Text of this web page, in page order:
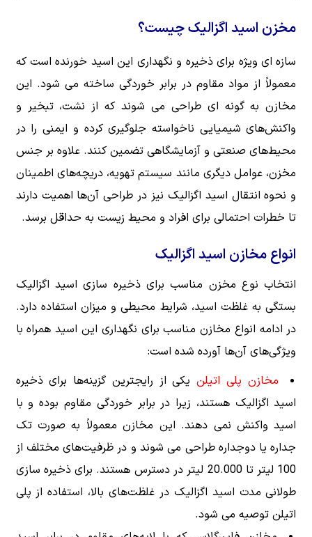
مخزن اسید اگزالیک چیست؟
سازه ای ویژه برای ذخیره و نگهداری این اسید خورنده است که
معمولاً از مواد مقاوم در برابر خوردگی ساخته می شود. این
مخازن به گونه ای طراحی می شوند که از نشت، تبخیر و
واکنش‌های شیمیایی ناخواسته جلوگیری کرده و ایمنی را در
محیط‌های صنعتی و آزمایشگاهی تضمین کنند. علاوه بر جنس
مخزن، عوامل دیگری مانند سیستم تهویه، دریچه‌های اطمینان
و نحوه انتقال اسید اگزالیک نیز در طراحی آن‌ها اهمیت دارند
تا خطرات احتمالی برای افراد و محیط زیست به حداقل برسد.
انواع مخازن اسید اگزالیک
انتخاب نوع مخزن مناسب برای ذخیره سازی اسید اگزالیک
بستگی به غلظت اسید، شرایط محیطی و میزان استفاده دارد.
در ادامه انواع مخازن مناسب برای نگهداری این اسید همراه با
ویژگی‌های آن‌ها آورده شده است:
مخازن پلی اتیلنیکی از رایجترین گزینه‌ها برای ذخیره
اسید اگزالیک هستند، زیرا در برابر خوردگی مقاوم بوده و با
اسید واکنش نمی دهند. این مخازن معمولاً به صورت تک
جداره یا دوجداره طراحی می شوند و در ظرفیت‌های مختلف از
100 لیتر تا 20.000 لیتر در دسترس هستند. برای ذخیره سازی
طولانی مدت اسید اگزالیک در غلظت‌های بالا، استفاده از پلی
اتیلن توصیه می شود.